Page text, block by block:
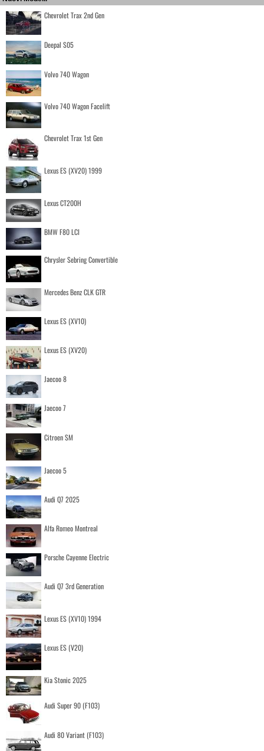
Chevrolet Trax 2nd Gen
Deepal S05
Volvo 740 Wagon
Volvo 740 Wagon Facelift
Chevrolet Trax 1st Gen
Lexus ES (XV20) 1999
Lexus CT200H
BMW F80 LCI
Chrysler Sebring Convertible
Mercedes Benz CLK GTR
Lexus ES (XV10)
Lexus ES (XV20)
Jaecoo 8
Jaecoo 7
Citroen SM
Jaecoo 5
Audi Q7 2025
Alfa Romeo Montreal
Porsche Cayenne Electric
Audi Q7 3rd Generation
Lexus ES (XV10) 1994
Lexus ES (V20)
Kia Stonic 2025
Audi Super 90 (F103)
Audi 80 Variant (F103)